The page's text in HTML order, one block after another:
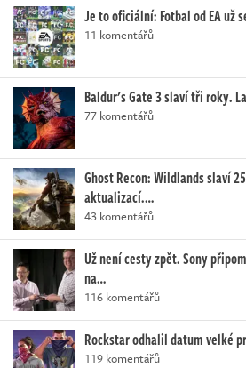
Je to oficiální: Fotbal od EA už
11 komentářů
Baldur's Gate 3 slaví tři roky.
77 komentářů
Ghost Recon: Wildlands slaví
aktualizací.…
43 komentářů
Už není cesty zpět. Sony
na…
116 komentářů
Rockstar odhalil datum velké
119 komentářů